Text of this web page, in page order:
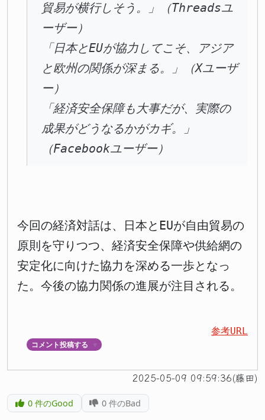
貿易が横行しそう。」（Threadsユ
ーザー）
「日本とEUが協力してこそ、アジア
と欧州の関係が深まる。」（Xユーザ
ー）
「経済安全保障も大事だが、実際の
成果がどうなるかがカギ。」
（Facebookユーザー）
今回の経済対話は、日本とEUが自由貿易の
原則を守りつつ、経済安全保障や供給網の
安定化に向けた協力を深める一歩となっ
た。今後の協力関係の進展が注目される。
参考URL
コメント投稿する
2025-05-09 09:59:36(藤田)
0件のGood 0 件のBad